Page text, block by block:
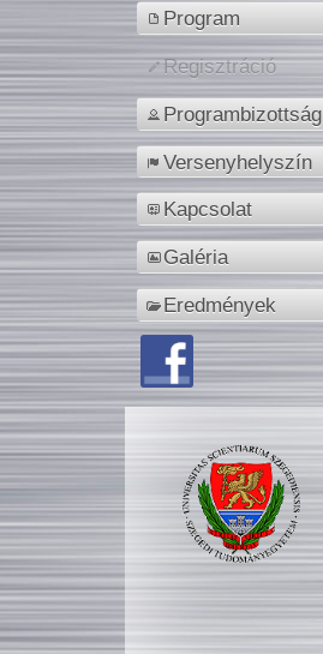
Program
Regisztráció
Programbizottság
Versenyhelyszín
Kapcsolat
Galéria
Eredmények